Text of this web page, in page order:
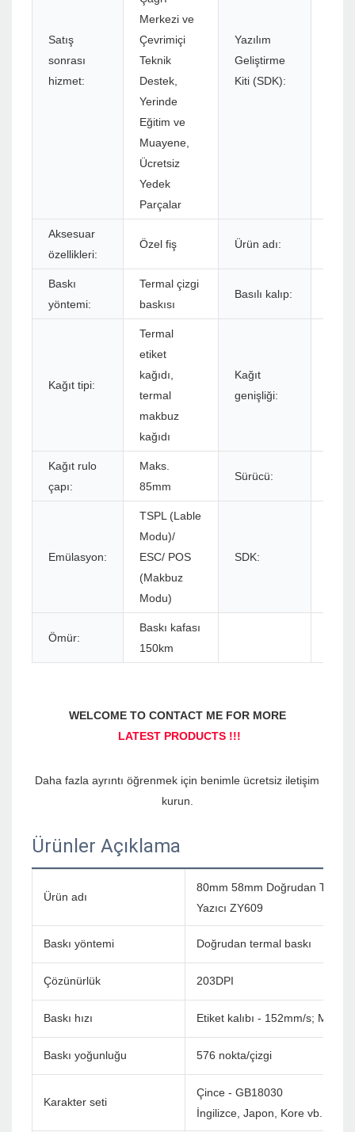
Satış
sonrası
hizmet:
Merkezi ve
Çevrimiçi
Teknik
Destek,
Yerinde
Eğitim ve
Muayene,
Ücretsiz
Yedek
Parçalar
Yazılım
Geliştirme
Kiti (SDK):
Aksesuar
özellikleri:
Özel fiş Ürün adı:
Baskı
yöntemi:
Termal çizgi
baskısı
Basılı kalıp:
Kağıt tipi:
Termal
etiket
kağıdı,
termal
makbuz
kağıdı
Kağıt
genişliği:
Kağıt rulo
çapı:
Maks.
85mm
Sürücü:
Emülasyon:
TSPL (Lable
Modu)/
ESC/ POS
(Makbuz
Modu)
SDK:
Ömür:
Baskı kafası
150km
Daha fazla ayrıntı öğrenmek için benimle ücretsiz iletişim
Ürünler Açıklama
Ürün adı
80mm 58mm Doğrudan
Yazıcı ZY609
Baskı yöntemi Doğrudan termal baskı
Çözünürlük 203DPI
Baskı hızı Etiket kalıbı - 152mm/s;
Baskı yoğunluğu 576 nokta/çizgi
Karakter seti
Çince - GB18030
İngilizce, Japon, Kore vb. Özel